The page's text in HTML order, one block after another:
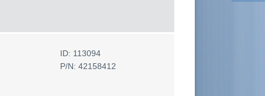
ID: 113094
P/N: 42158412